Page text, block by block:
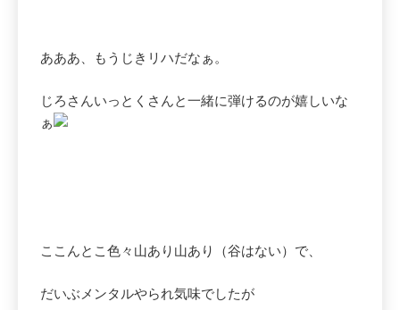
あああ、もうじきリハだなぁ。
じろさんいっとくさんと一緒に弾けるのが嬉しいな
ぁ
ここんとこ色々山あり山あり（谷はない）で、
だいぶメンタルやられ気味でしたが